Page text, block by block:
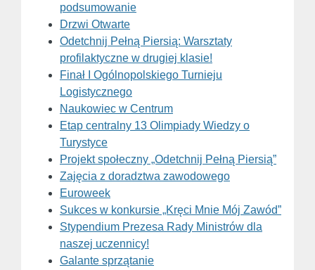
podsumowanie
Drzwi Otwarte
Odetchnij Pełną Piersią: Warsztaty
profilaktyczne w drugiej klasie!
Finał I Ogólnopolskiego Turnieju
Logistycznego
Naukowiec w Centrum
Etap centralny 13 Olimpiady Wiedzy o
Turystyce
Projekt społeczny „Odetchnij Pełną Piersią”
Zajęcia z doradztwa zawodowego
Euroweek
Sukces w konkursie „Kręci Mnie Mój Zawód”
Stypendium Prezesa Rady Ministrów dla
naszej uczennicy!
Galante sprzątanie